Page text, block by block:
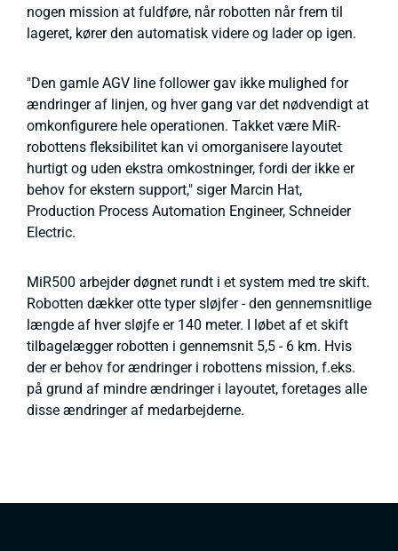
nogen mission at fuldføre, når robotten når frem til
lageret, kører den automatisk videre og lader op igen.
"Den gamle AGV line follower gav ikke mulighed for
ændringer af linjen, og hver gang var det nødvendigt at
omkonfigurere hele operationen. Takket være MiR-
robottens fleksibilitet kan vi omorganisere layoutet
hurtigt og uden ekstra omkostninger, fordi der ikke er
behov for ekstern support," siger Marcin Hat,
Production Process Automation Engineer, Schneider
Electric.
MiR500 arbejder døgnet rundt i et system med tre skift.
Robotten dækker otte typer sløjfer - den gennemsnitlige
længde af hver sløjfe er 140 meter. I løbet af et skift
tilbagelægger robotten i gennemsnit 5,5 - 6 km. Hvis
der er behov for ændringer i robottens mission, f.eks.
på grund af mindre ændringer i layoutet, foretages alle
disse ændringer af medarbejderne.